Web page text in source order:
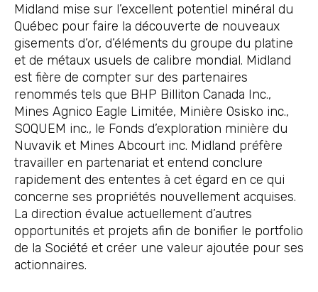
Midland mise sur l’excellent potentiel minéral du
Québec pour faire la découverte de nouveaux
gisements d’or, d’éléments du groupe du platine
et de métaux usuels de calibre mondial. Midland
est fière de compter sur des partenaires
renommés tels que BHP Billiton Canada Inc.,
Mines Agnico Eagle Limitée, Minière Osisko inc.,
SOQUEM inc., le Fonds d’exploration minière du
Nuvavik et Mines Abcourt inc. Midland préfère
travailler en partenariat et entend conclure
rapidement des ententes à cet égard en ce qui
concerne ses propriétés nouvellement acquises.
La direction évalue actuellement d’autres
opportunités et projets afin de bonifier le portfolio
de la Société et créer une valeur ajoutée pour ses
actionnaires.